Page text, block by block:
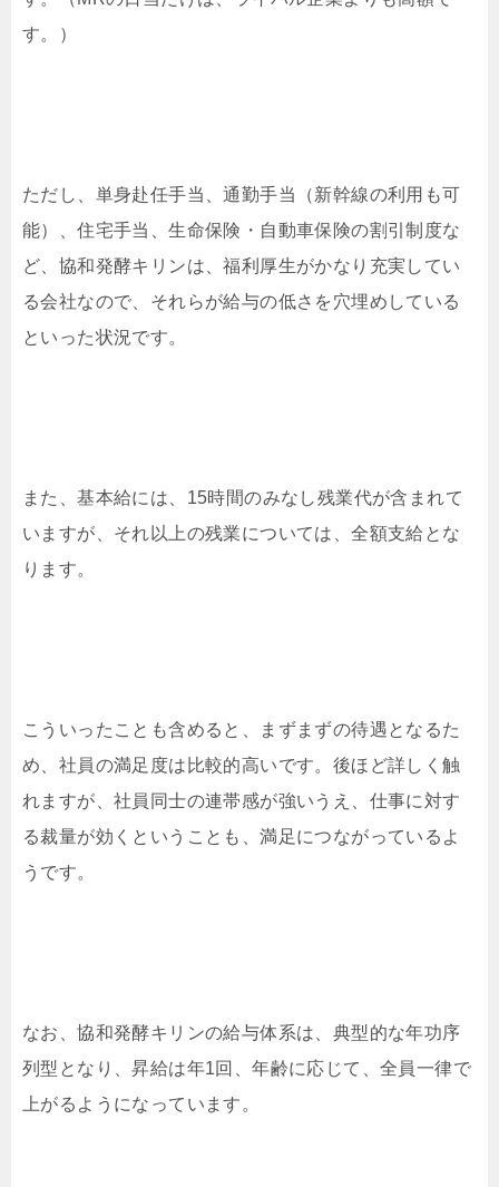
す。）
ただし、単身赴任手当、通勤手当（新幹線の利用も可
能）、住宅手当、生命保険・自動車保険の割引制度な
ど、協和発酵キリンは、福利厚生がかなり充実してい
る会社なので、それらが給与の低さを穴埋めしている
といった状況です。
また、基本給には、15時間のみなし残業代が含まれて
いますが、それ以上の残業については、全額支給とな
ります。
こういったことも含めると、まずまずの待遇となるた
め、社員の満足度は比較的高いです。後ほど詳しく触
れますが、社員同士の連帯感が強いうえ、仕事に対す
る裁量が効くということも、満足につながっているよ
うです。
なお、協和発酵キリンの給与体系は、典型的な年功序
列型となり、昇給は年1回、年齢に応じて、全員一律で
上がるようになっています。